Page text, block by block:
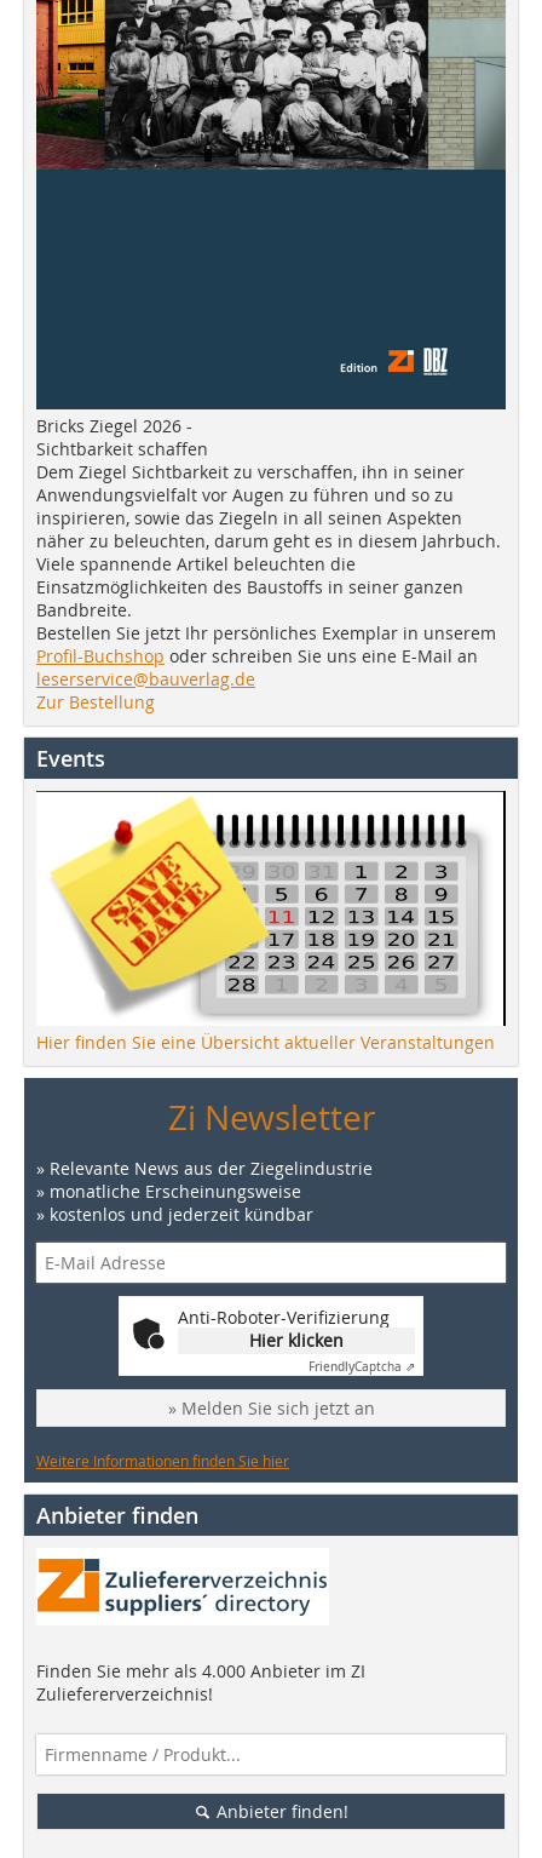
Bricks Ziegel 2026 -
Sichtbarkeit schaffen
Dem Ziegel Sichtbarkeit zu verschaffen, ihn in seiner
Anwendungsvielfalt vor Augen zu führen und so zu
inspirieren, sowie das Ziegeln in all seinen Aspekten
näher zu beleuchten, darum geht es in diesem Jahrbuch.
Viele spannende Artikel beleuchten die
Einsatzmöglichkeiten des Baustoffs in seiner ganzen
Bandbreite.
Bestellen Sie jetzt Ihr persönliches Exemplar in unserem
Profil-Buchshop oder schreiben Sie uns eine E-Mail an
leserservice@bauverlag.de
Zur Bestellung
Events
Hier finden Sie eine Übersicht aktueller Veranstaltungen
Zi Newsletter
» Relevante News aus der Ziegelindustrie
» monatliche Erscheinungsweise
» kostenlos und jederzeit kündbar
Anti-Roboter-Verifizierung
Hier klicken
FriendlyCaptcha ⇗
» Melden Sie sich jetzt an
Weitere Informationen finden Sie hier
Anbieter finden
Finden Sie mehr als 4.000 Anbieter im ZI
Zuliefererverzeichnis!
Anbieter finden!